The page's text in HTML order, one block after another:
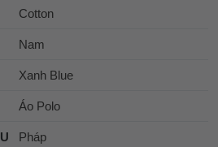
Cotton
Nam
Xanh Blue
Áo Polo
Pháp